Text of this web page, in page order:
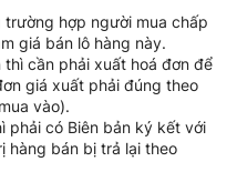
hợp người mua chấp
giá bán lô hàng này.
cần phải xuất hoá đơn để
giá xuất phải đúng theo
vào).
phải có Biên bản ký kết với
hàng bán bị trả lại theo